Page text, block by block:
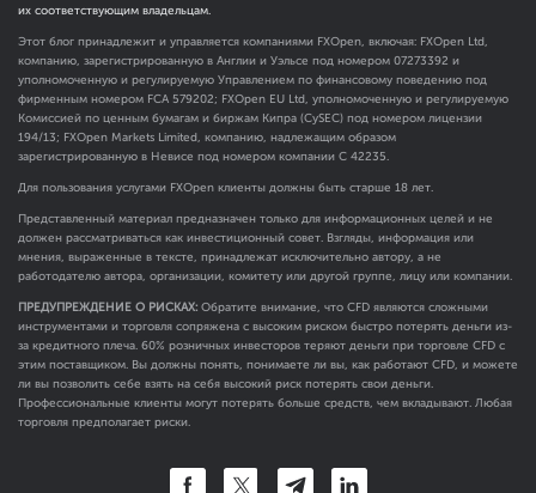
их соответствующим владельцам.
Этот блог принадлежит и управляется компаниями FXOpen, включая: FXOpen Ltd,
компанию, зарегистрированную в Англии и Уэльсе под номером 07273392 и
уполномоченную и регулируемую Управлением по финансовому поведению под
фирменным номером FCA 579202; FXOpen EU Ltd, уполномоченную и регулируемую
Комиссией по ценным бумагам и биржам Кипра (CySEC) под номером лицензии
194/13; FXOpen Markets Limited, компанию, надлежащим образом
зарегистрированную в Невисе под номером компании C 42235.
Для пользования услугами FXOpen клиенты должны быть старше 18 лет.
Представленный материал предназначен только для информационных целей и не
должен рассматриваться как инвестиционный совет. Взгляды, информация или
мнения, выраженные в тексте, принадлежат исключительно автору, а не
работодателю автора, организации, комитету или другой группе, лицу или компании.
ПРЕДУПРЕЖДЕНИЕ О РИСКАХ: Обратите внимание, что CFD являются сложными
инструментами и торговля сопряжена с высоким риском быстро потерять деньги из-
за кредитного плеча. 60% розничных инвесторов теряют деньги при торговле CFD с
этим поставщиком. Вы должны понять, понимаете ли вы, как работают CFD, и можете
ли вы позволить себе взять на себя высокий риск потерять свои деньги.
Профессиональные клиенты могут потерять больше средств, чем вкладывают. Любая
торговля предполагает риски.